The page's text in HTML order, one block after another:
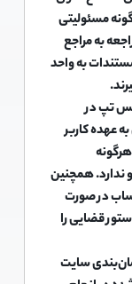
مسئولیتی
به مراجع
به واحد
تپ در
عهده کاربر
ندارد. همچنین
در صورت
قضایی را
سایت